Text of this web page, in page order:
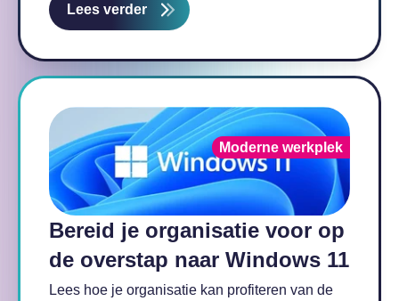
Lees verder
Bereid je organisatie voor op
de overstap naar Windows 11
Lees hoe je organisatie kan profiteren van de
Moderne werkplek